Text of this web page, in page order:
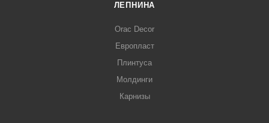
ЛЕПНИНА
Orac Decor
Европласт
Плинтуса
Молдинги
Карнизы